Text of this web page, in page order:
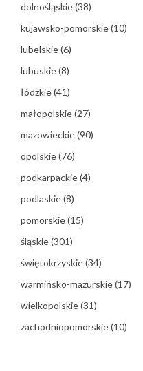
dolnośląskie(38)
kujawsko-pomorskie(10)
lubelskie(6)
lubuskie(8)
łódzkie(41)
małopolskie(27)
mazowieckie(90)
opolskie(76)
podkarpackie(4)
podlaskie(8)
pomorskie(15)
śląskie(301)
świętokrzyskie(34)
warmińsko-mazurskie(17)
wielkopolskie(31)
zachodniopomorskie(10)